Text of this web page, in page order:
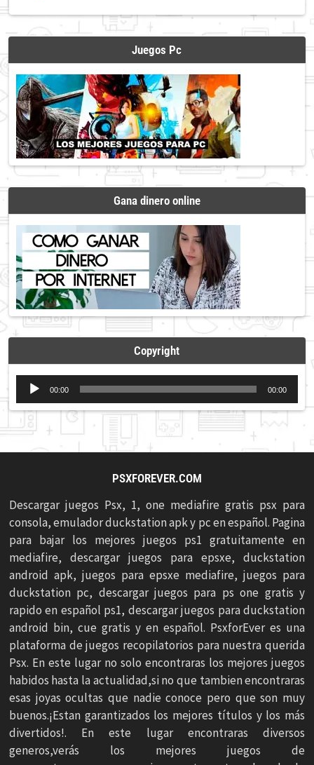
Juegos Pc
Gana dinero online
Copyright
Reproductor
de
audio
00:00 00:00
PSXFOREVER.COM
Descargar juegos Psx, 1, one mediafire gratis psx para
consola, emulador duckstation apk y pc en español. Pagina
para bajar los mejores juegos ps1 gratuitamente en
mediafire, descargar juegos para epsxe, duckstation
android apk, juegos para epsxe mediafire, juegos para
duckstation pc, descargar juegos para ps one gratis y
rapido en español ps1, descargar juegos para duckstation
android bin, cue gratis y en español. PsxforEver es una
plataforma de juegos recopilatorios para nuestra querida
Psx. En este lugar no solo encontraras los mejores juegos
habidos hasta la actualidad,si no que tambien encontraras
esas joyas ocultas que nadie conoce pero que son muy
buenos.¡Estan garantizados los mejores títulos y los más
divertidos!. En este lugar encontraras diversos
generos,verás los mejores juegos de